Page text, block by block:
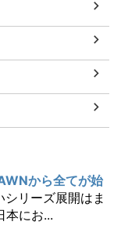
から全てが始
リーズ展開はま
本にお...